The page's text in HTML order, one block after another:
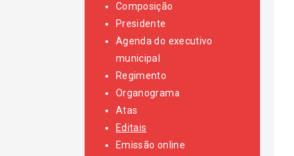
Composição
Presidente
Agenda do executivo
municipal
Regimento
Organograma
Atas
Editais
Emissão online